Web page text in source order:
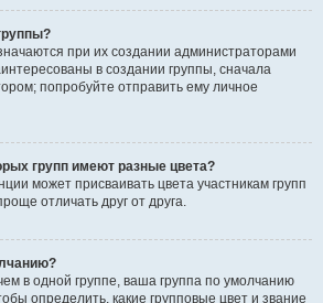
при их создании администраторами
в создании группы, сначала
попробуйте отправить ему личное
групп имеют разные цвета?
может присваивать цвета участникам групп
отличать друг от друга.
в одной группе, ваша группа по умолчанию
определить, какие групповые цвет и звание